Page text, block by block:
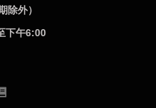
除外）
下午6:00